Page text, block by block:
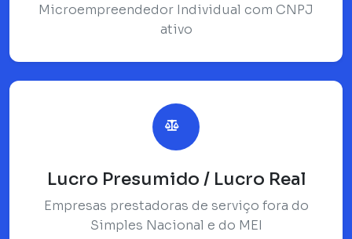
Microempreendedor Individual com CNPJ
ativo
Lucro Presumido / Lucro Real
Empresas prestadoras de serviço fora do
Simples Nacional e do MEI